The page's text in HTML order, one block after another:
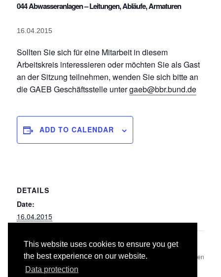
This website uses cookies to ensure you get
the best experience on our website.
Data protection
044 Abwasseranlagen – Leitungen, Abläufe, Armaturen
16.04.2015
Sollten Sie sich für eine Mitarbeit in diesem
Arbeitskreis interessieren oder möchten Sie als Gast
an der Sitzung teilnehmen, wenden Sie sich bitte an
die GAEB Geschäftsstelle untergaeb@bbr.bund.de
ADD TO CALENDAR
DETAILS
Date:
16.04.2015
005/008 Brunnenbauarbeiten und
Aufschlussbohrungen/
Wasserhaltungsarbeiten
019
Kampfmittelräumarbeiten